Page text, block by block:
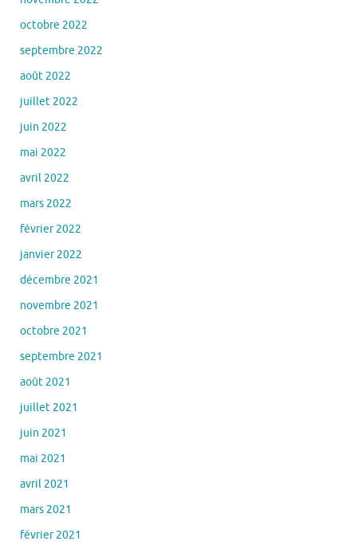
octobre 2022
septembre 2022
août 2022
juillet 2022
juin 2022
mai 2022
avril 2022
mars 2022
février 2022
janvier 2022
décembre 2021
novembre 2021
octobre 2021
septembre 2021
août 2021
juillet 2021
juin 2021
mai 2021
avril 2021
mars 2021
février 2021